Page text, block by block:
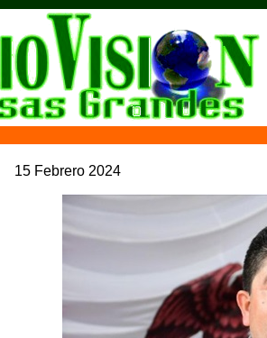
15 Febrero 2024